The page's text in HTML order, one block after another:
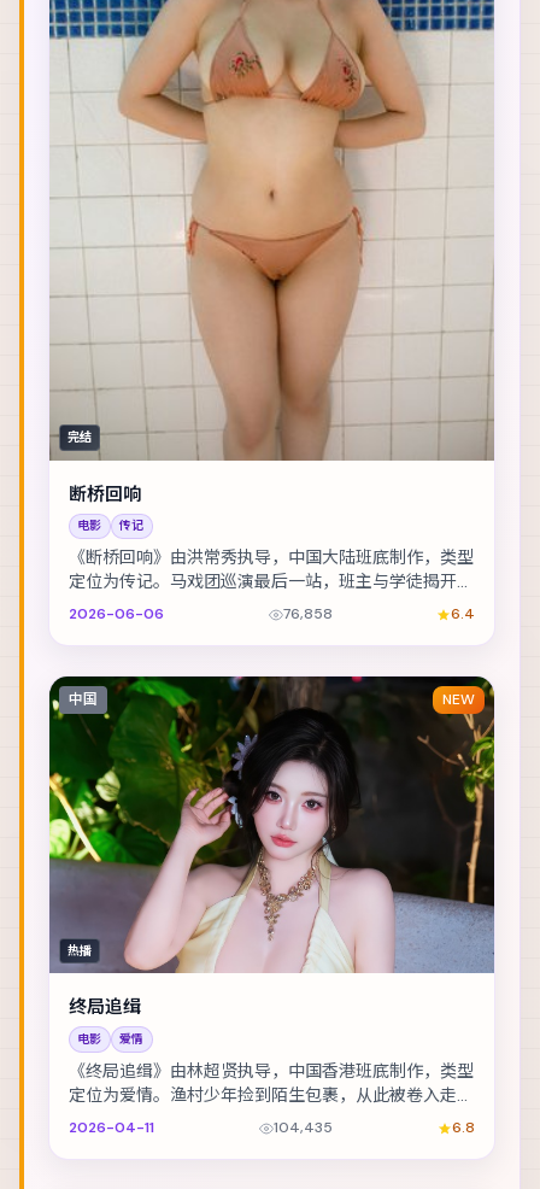
完结
断桥回响
电影 传记
《断桥回响》由洪常秀执导，中国大陆班底制作，类型
定位为传记。马戏团巡演最后一站，班主与学徒揭开二
十年前的旧案。主演包括桂纶镁、黄政民、沈腾 等，...
2026-06-06 76,858 6.4
中国 NEW
热播
终局追缉
电影 爱情
《终局追缉》由林超贤执导，中国香港班底制作，类型
定位为爱情。渔村少年捡到陌生包裹，从此被卷入走私
与反走私的漩涡。主演包括赵丽颖、安藤樱、李政宰 ...
2026-04-11 104,435 6.8